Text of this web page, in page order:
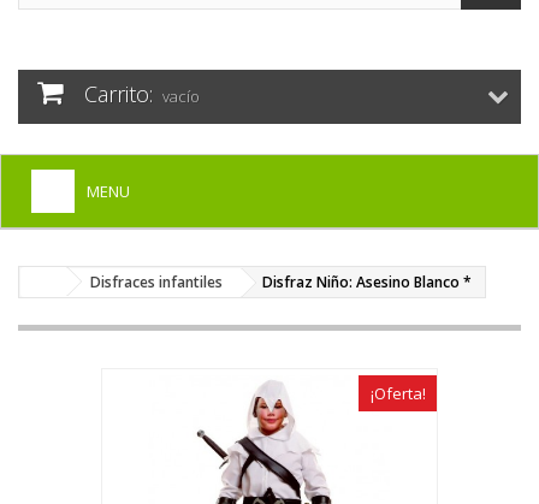
Carrito: vacío
MENU
DISFRACES PARA ADULTOS
PELUCAS, GORROS, CARETAS
Disfraces infantiles Disfraz Niño: Asesino Blanco *
¡Oferta!